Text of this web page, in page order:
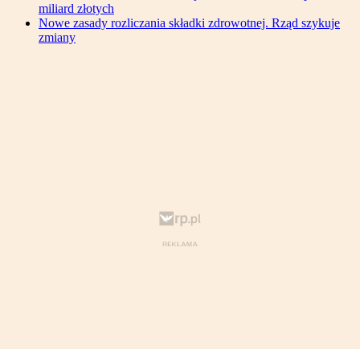
miliard złotych
Nowe zasady rozliczania składki zdrowotnej. Rząd szykuje
zmiany